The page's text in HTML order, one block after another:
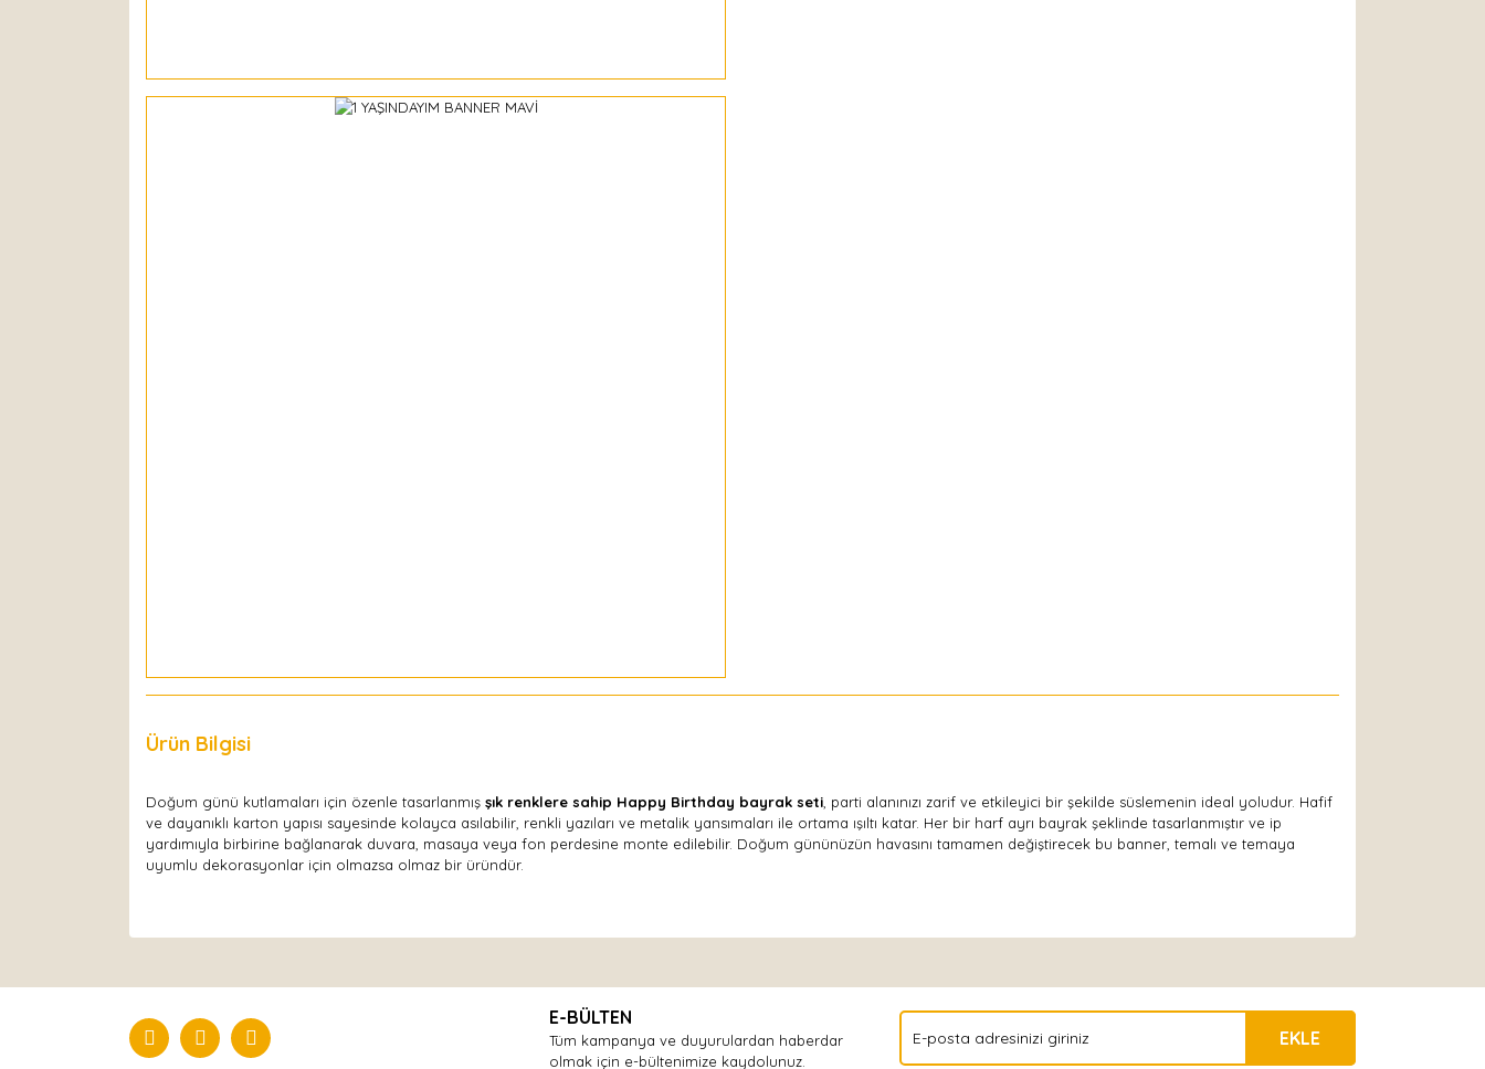
Ürün Bilgisi
Doğum günü kutlamaları için özenle tasarlanmış şık renklere sahip Happy Birthday bayrak seti , parti alanınızı zarif ve etkileyici bir şekilde süslemenin ideal yoludur. Hafif
ve dayanıklı karton yapısı sayesinde kolayca asılabilir, renkli yazıları ve metalik yansımaları ile ortama ışıltı katar. Her bir harf ayrı bayrak şeklinde tasarlanmıştır ve ip
yardımıyla birbirine bağlanarak duvara, masaya veya fon perdesine monte edilebilir. Doğum gününüzün havasını tamamen değiştirecek bu banner, temalı ve temaya
uyumlu dekorasyonlar için olmazsa olmaz bir üründür.
Yorum Yaz
E-BÜLTEN
Tüm kampanya ve duyurulardan haberdar
olmak için e-bültenimize kaydolunuz.
EKLE